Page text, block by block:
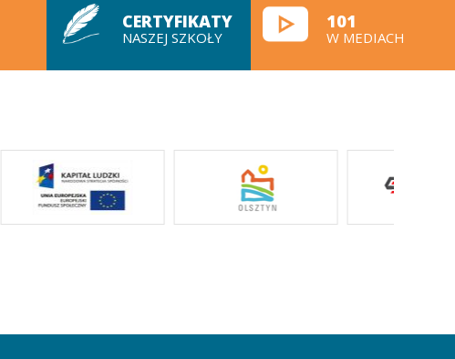
CERTYFIKATY
NASZEJ SZKOŁY
101
W MEDIACH